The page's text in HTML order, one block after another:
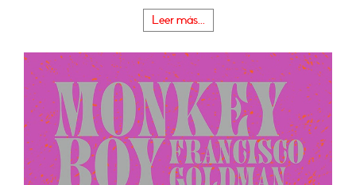
Leer más...